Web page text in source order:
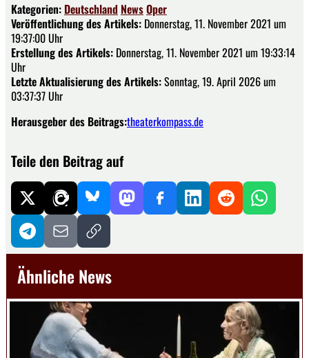
Kategorien: Deutschland NewsOper
Veröffentlichung des Artikels: Donnerstag, 11. November 2021 um
19:37:00 Uhr
Erstellung des Artikels: Donnerstag, 11. November 2021 um 19:33:14
Uhr
Letzte Aktualisierung des Artikels:Sonntag, 19. April 2026 um
03:37:37 Uhr
Herausgeber des Beitrags:theaterkompass.de
Teile den Beitrag auf
Ähnliche News